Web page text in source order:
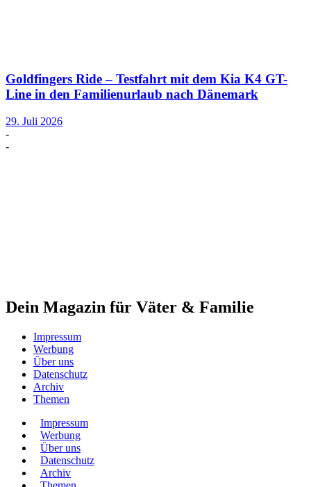
Goldfingers Ride – Testfahrt mit dem Kia K4 GT-
Line in den Familienurlaub nach Dänemark
29. Juli 2026
-
-
Dein Magazin für Väter & Familie
Impressum
Werbung
Über uns
Datenschutz
Archiv
Themen
Impressum
Werbung
Über uns
Datenschutz
Archiv